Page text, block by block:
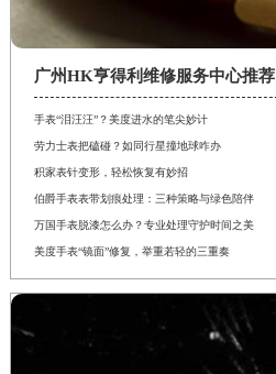
广州HK亨得利维修服务中心推荐
手表“泪汪汪”？美度进水的笔尖妙计
劳力士表把磕碰？如同行星撞地球咋办
积家表针变形，轻松恢复有妙招
伯爵手表表带划痕处理：三种策略与绿色陪伴
万国手表脱漆怎么办？专业处理守护时间之美
美度手表“镜面”修复，举重若轻的三重奏